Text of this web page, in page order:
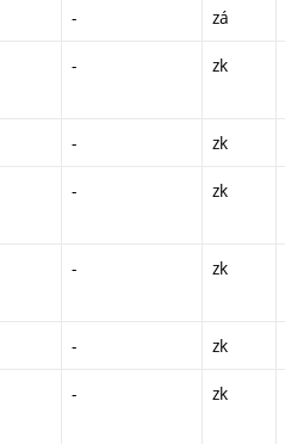
- zá
- zk
- zk
- zk
- zk
- zk
- zk